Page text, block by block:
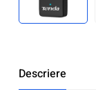
Descriere